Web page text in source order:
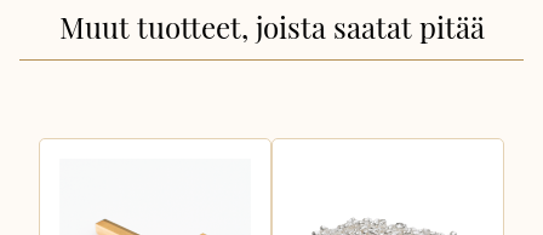
Muut tuotteet, joista saatat pitää